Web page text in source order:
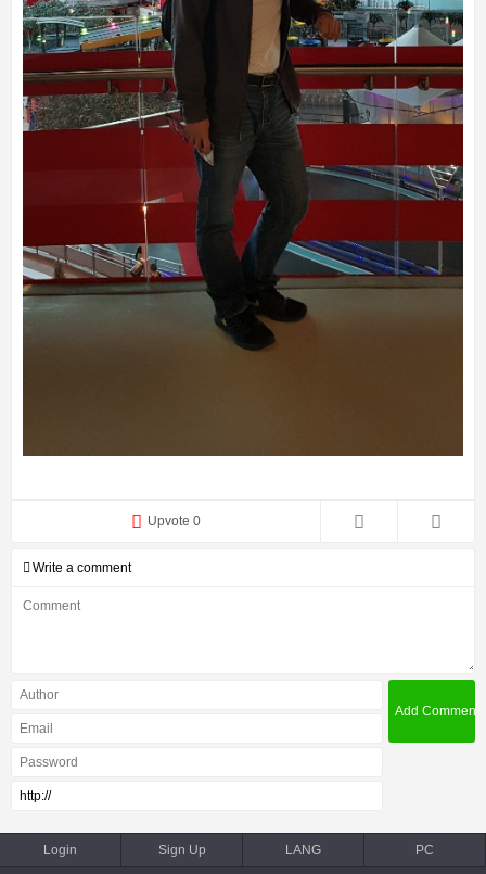
Upvote 0
Write a comment
Login Sign Up LANG PC